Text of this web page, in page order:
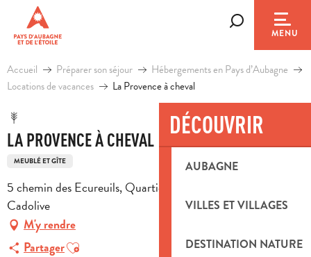
contenu
principal
MENU
DÉCOUVRIR
AUBAGNE
VILLES ET VILLAGES
DESTINATION NATURE
Accueil Préparer son séjour
Hébergements en Pays d’Aubagne
Locations de vacances
La Provence à cheval
LA PROVENCE À CHEVAL
MEUBLÉ ET GÎTE
5 chemin des Ecureuils, Quartier Saint Joseph, 13950
Cadolive
M'y rendre
PartagerAjouter aux favoris